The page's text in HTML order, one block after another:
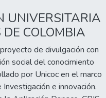
UNIVERSITARIA
DE COLOMBIA
de divulgación con
social del conocimiento
por Unicoc en el marco
e innovación.